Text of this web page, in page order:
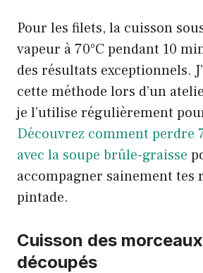
Pour les filets, la cuisson
vapeur à 70°C pendant 10
des résultats exceptionnels.
cette méthode lors d’un
je l’utilise régulièrement
Découvrez comment perdre
avec la soupe brûle-graisse
accompagner sainement tes
pintade.
Cuisson des
découpés